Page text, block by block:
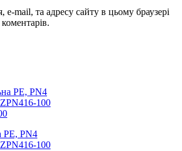
e-mail, та адресу сайту в цьому браузері
PE, PN4
100